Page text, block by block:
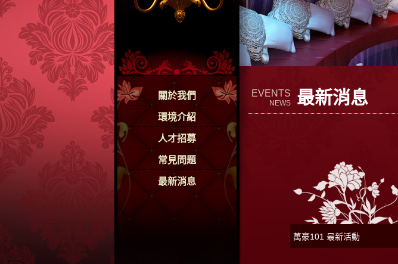
關於我們
環境介紹
人才招募
常見問題
最新消息
EVENTS
NEWS 最新消息
萬豪101 最新活動